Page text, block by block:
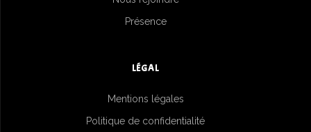
Présence
LÉGAL
Mentions légales
Politique de confidentialité